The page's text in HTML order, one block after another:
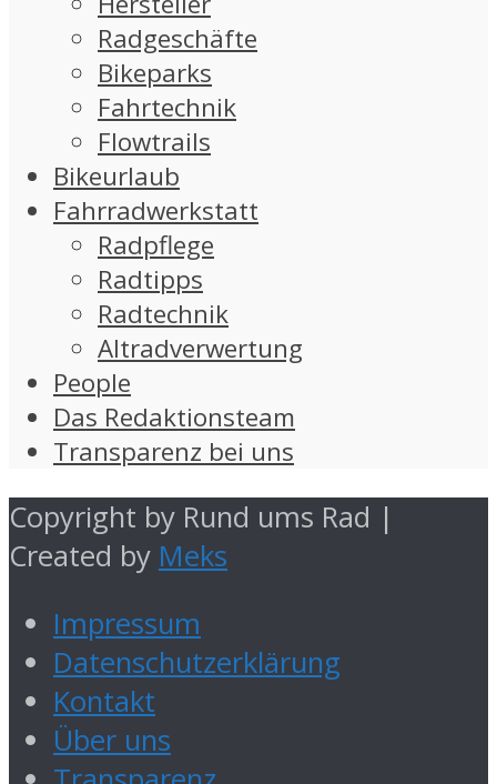
Radgeschäfte
Bikeparks
Fahrtechnik
Flowtrails
Bikeurlaub
Fahrradwerkstatt
Radpflege
Radtipps
Radtechnik
Altradverwertung
People
Das Redaktionsteam
Transparenz bei uns
Copyright by Rund ums Rad |
Created by Meks
Impressum
Datenschutzerklärung
Kontakt
Über uns